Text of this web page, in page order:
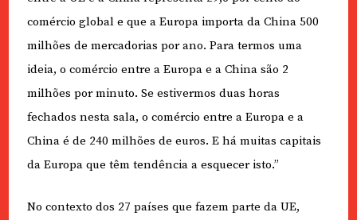
comércio global e que a Europa importa da China 500
milhões de mercadorias por ano. Para termos uma
ideia, o comércio entre a Europa e a China são 2
milhões por minuto. Se estivermos duas horas
fechados nesta sala, o comércio entre a Europa e a
China é de 240 milhões de euros. E há muitas capitais
da Europa que têm tendência a esquecer isto.”
No contexto dos 27 países que fazem parte da UE,